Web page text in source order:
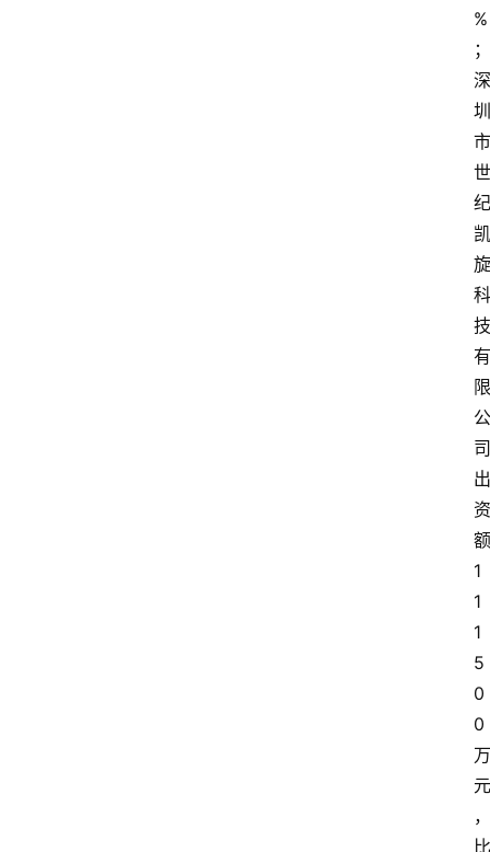
%
；
深
圳
市
世
纪
凯
旋
科
技
有
限
公
司
出
资
额
1
1
1
5
0
0
万
元
，
比